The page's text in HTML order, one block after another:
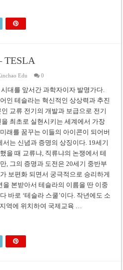
TESLA
Edu 0
대를 앞서간 과학자이자 발명가다.
인 테슬라는 혁신적인 상상력과 추진
교류 전기의 개발과 보급으로 전기
최초로 실현시키는 세계에서 가장
래를 꿈꾸는 이들의 아이콘이 되어버
는 신념과 증명의 상징이다. 19세기
을 때 교류냐, 직류냐의 논쟁에서 테
, 그의 증명과 도전은 20세기 중반부
보편화 되면서 궁극적으로 승리하게
본받아서 테슬라의 이름을 딴 이중
바로 ‘테슬라 스쿨’이다. 작년에도 소
역에 위치하여 국제교육 …